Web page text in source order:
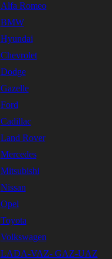
Alfa Romeo
BMW
Hyundai
Chevrolet
Dodge
Gazelle
Ford
Cadillac
Land Rover
Mercedes
Mitsubishi
Nissan
Opel
Toyota
Volkswagen
LADA-VAZ- GAZ-UAZ